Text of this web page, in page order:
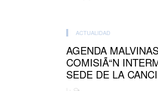
ACTUALIDAD
AGENDA
COMISIÃ“N
SEDE DE LA